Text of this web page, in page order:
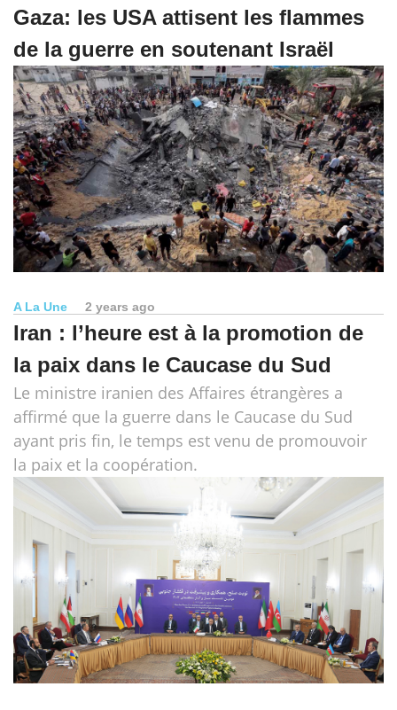
Gaza: les USA attisent les flammes
de la guerre en soutenant Israël
A La Une 2 years ago
Iran : l’heure est à la promotion de
la paix dans le Caucase du Sud
Le ministre iranien des Affaires étrangères a
affirmé que la guerre dans le Caucase du Sud
ayant pris fin, le temps est venu de promouvoir
la paix et la coopération.